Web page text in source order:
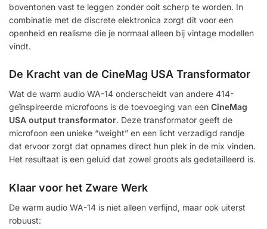
boventonen vast te leggen zonder ooit scherp te worden. In
combinatie met de discrete elektronica zorgt dit voor een
openheid en realisme die je normaal alleen bij vintage modellen
vindt.
De Kracht van de CineMag USA Transformator
Wat de warm audio WA-14 onderscheidt van andere 414-
geïnspireerde microfoons is de toevoeging van een CineMag
USA output transformator. Deze transformator geeft de
microfoon een unieke “weight” en een licht verzadigd randje
dat ervoor zorgt dat opnames direct hun plek in de mix vinden.
Het resultaat is een geluid dat zowel groots als gedetailleerd is.
Klaar voor het Zware Werk
De warm audio WA-14 is niet alleen verfijnd, maar ook uiterst
robuust: